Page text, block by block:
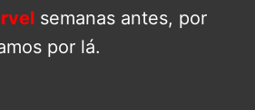
semanas antes, por
por lá.